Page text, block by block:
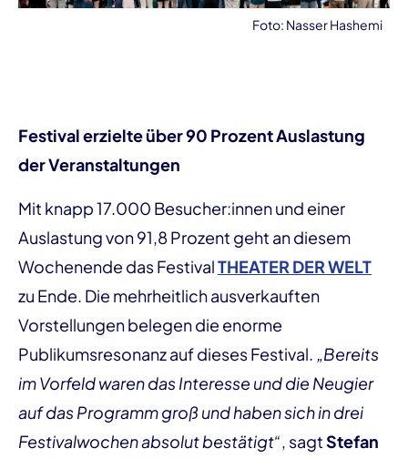
Foto: Nasser Hashemi
Festival erzielte über 90 Prozent Auslastung
der Veranstaltungen
Mit knapp 17.000 Besucher:innen und einer
Auslastung von 91,8 Prozent geht an diesem
Wochenende das FestivalTHEATER DER WELT
zu Ende. Die mehrheitlich ausverkauften
Vorstellungen belegen die enorme
Publikumsresonanz auf dieses Festival. „Bereits
im Vorfeld waren das Interesse und die Neugier
auf das Programm groß und haben sich in drei
Festivalwochen absolut bestätigt“, sagtStefan